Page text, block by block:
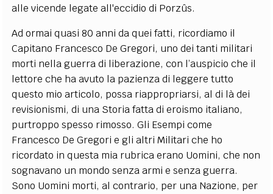
alle vicende legate all'eccidio di Porzûs.
Ad ormai quasi 80 anni da quei fatti, ricordiamo il
Capitano Francesco De Gregori, uno dei tanti militari
morti nella guerra di liberazione, con l’auspicio che il
lettore che ha avuto la pazienza di leggere tutto
questo mio articolo, possa riappropriarsi, al di là dei
revisionismi, di una Storia fatta di eroismo italiano,
purtroppo spesso rimosso. Gli Esempi come
Francesco De Gregori e gli altri Militari che ho
ricordato in questa mia rubrica erano Uomini, che non
sognavano un mondo senza armi e senza guerra.
Sono Uomini morti, al contrario, per una Nazione, per